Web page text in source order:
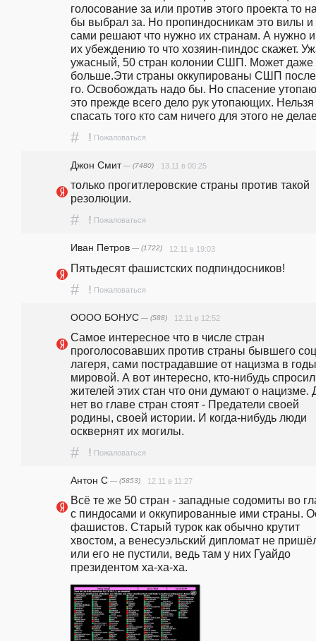
голосование за или против этого проекта то
бы выбрал за. Но пропиндосникам это вилы и
сами решают что нужно их странам. А нужно
их убеждению то что хозяин-пиндос скажет.
ужасный, 50 стран колонии СШП. Может даже
больше.Эти страны оккупированы СШП
го. Освобождать надо бы. Но спасение
это прежде всего дело рук утопающих. Нельзя
спасать того кто сам ничего для этого не
# ! Пожаловаться
Джон Смит— (7480) 13.11 в 00:25
только прогитлеровские страны против такой
резолюции.
# ! Пожаловаться
Иван Петров — (1722) 12.11 в 19:03
Пятьдесят фашистских подпиндосников!
# ! Пожаловаться
ОООО БОНУС — (588) 12.11 в 12:52
Самое интересное что в числе стран
проголосовавших против страны бывшего
лагеря, сами пострадавшие от нацизма в
мировой. А вот интересно, кто-нибудь спросил
жителей этих стан что они думают о нацизме.
нет во главе стран стоят - Предатели своей
родины, своей истории. И когда-нибудь люди
осквернят их могилы.
# ! Пожаловаться
Антон С — (5853) 12.11 в 11:27
Всё те же 50 стран - западные содомиты во
с пиндосами и оккупированные ими страны.
фашистов. Старый турок как обычно крутит
хвостом, а венесуэльский дипломат не
или его не пустили, ведь там у них Гуайдо
президентом ха-ха-ха.